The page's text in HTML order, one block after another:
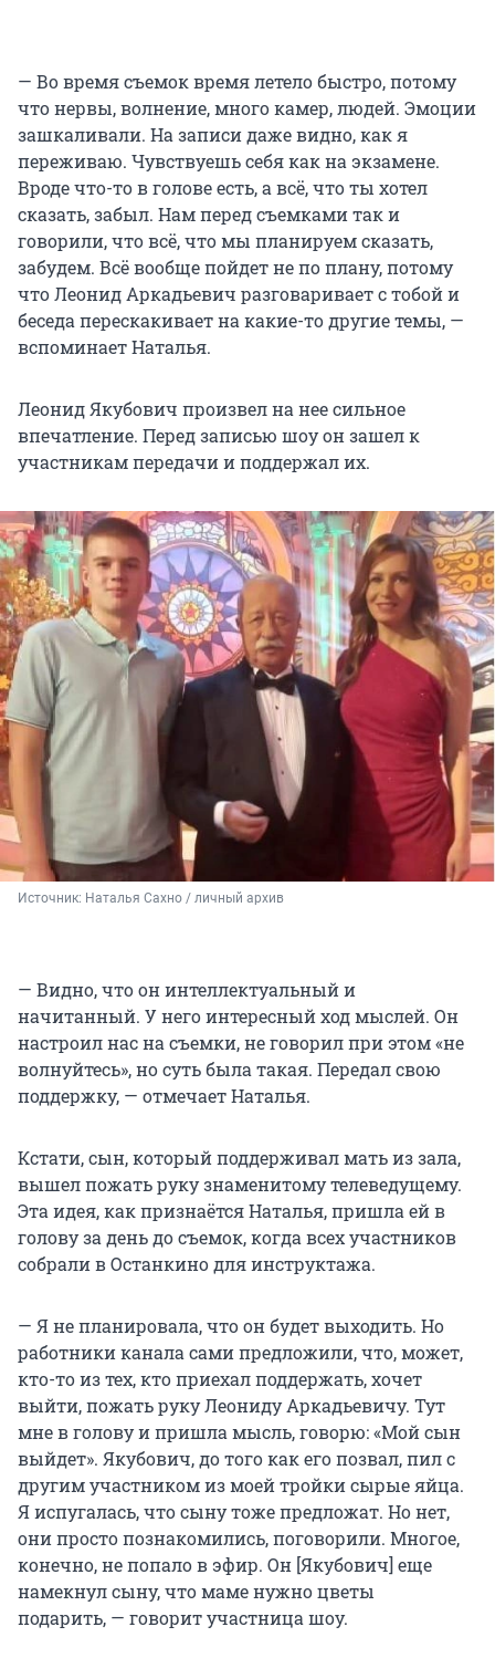
— Во время съемок время летело быстро, потому
что нервы, волнение, много камер, людей. Эмоции
зашкаливали. На записи даже видно, как я
переживаю. Чувствуешь себя как на экзамене.
Вроде что-то в голове есть, а всё, что ты хотел
сказать, забыл. Нам перед съемками так и
говорили, что всё, что мы планируем сказать,
забудем. Всё вообще пойдет не по плану, потому
что Леонид Аркадьевич разговаривает с тобой и
беседа перескакивает на какие-то другие темы, —
вспоминает Наталья.
Леонид Якубович произвел на нее сильное
впечатление. Перед записью шоу он зашел к
участникам передачи и поддержал их.
Источник: Наталья Сахно / личный архив
— Видно, что он интеллектуальный и
начитанный. У него интересный ход мыслей. Он
настроил нас на съемки, не говорил при этом «не
волнуйтесь», но суть была такая. Передал свою
поддержку, — отмечает Наталья.
Кстати, сын, который поддерживал мать из зала,
вышел пожать руку знаменитому телеведущему.
Эта идея, как признаётся Наталья, пришла ей в
голову за день до съемок, когда всех участников
собрали в Останкино для инструктажа.
— Я не планировала, что он будет выходить. Но
работники канала сами предложили, что, может,
кто-то из тех, кто приехал поддержать, хочет
выйти, пожать руку Леониду Аркадьевичу. Тут
мне в голову и пришла мысль, говорю: «Мой сын
выйдет». Якубович, до того как его позвал, пил с
другим участником из моей тройки сырые яйца.
Я испугалась, что сыну тоже предложат. Но нет,
они просто познакомились, поговорили. Многое,
конечно, не попало в эфир. Он [Якубович] еще
намекнул сыну, что маме нужно цветы
подарить, — говорит участница шоу.